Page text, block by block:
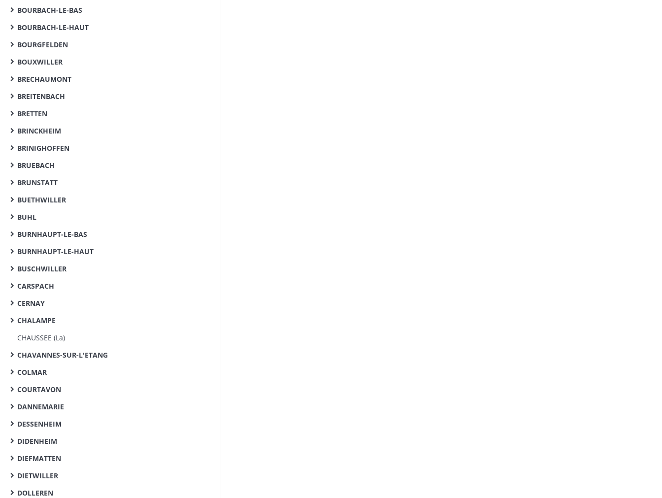
BOURBACH-LE-BAS
BOURBACH-LE-HAUT
BOURGFELDEN
BOUXWILLER
BRECHAUMONT
BREITENBACH
BRETTEN
BRINCKHEIM
BRINIGHOFFEN
BRUEBACH
BRUNSTATT
BUETHWILLER
BUHL
BURNHAUPT-LE-BAS
BURNHAUPT-LE-HAUT
BUSCHWILLER
CARSPACH
CERNAY
CHALAMPE
CHAUSSEE (La)
CHAVANNES-SUR-L'ETANG
COLMAR
COURTAVON
DANNEMARIE
DESSENHEIM
DIDENHEIM
DIEFMATTEN
DIETWILLER
DOLLEREN